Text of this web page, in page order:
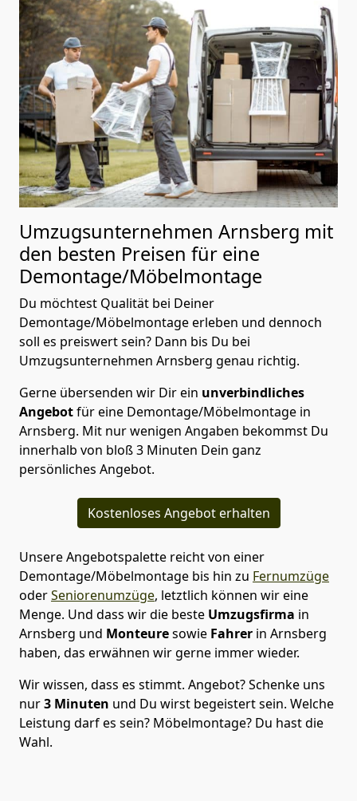
Umzugsunternehmen Arnsberg mit
den besten Preisen für eine
Demontage/Möbelmontage
Du möchtest Qualität bei Deiner
Demontage/Möbelmontage erleben und dennoch
soll es preiswert sein? Dann bis Du bei
Umzugsunternehmen Arnsberg genau richtig.
Gerne übersenden wir Dir ein unverbindliches
Angebotfür eine Demontage/Möbelmontage in
Arnsberg. Mit nur wenigen Angaben bekommst Du
innerhalb von bloß 3 Minuten Dein ganz
persönliches Angebot.
Kostenloses Angebot erhalten
Unsere Angebotspalette reicht von einer
Demontage/Möbelmontage bis hin zu Fernumzüge
oderSeniorenumzüge, letztlich können wir eine
Menge. Und dass wir die beste Umzugsfirma in
Arnsberg und Monteuresowie Fahrer in Arnsberg
haben, das erwähnen wir gerne immer wieder.
Wir wissen, dass es stimmt. Angebot? Schenke uns
nur3 Minuten und Du wirst begeistert sein. Welche
Leistung darf es sein? Möbelmontage? Du hast die
Wahl.